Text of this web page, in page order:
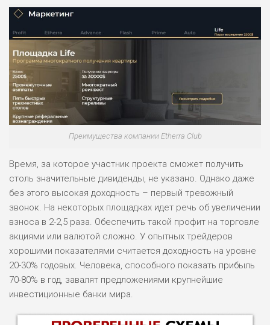
Преимущества компании Etherra Club
Время, за которое участник проекта сможет получить
столь значительные дивиденды, не указано. Однако даже
без этого высокая доходность – первый тревожный
звонок. На некоторых площадках идет речь об увеличении
взноса в 2-2,5 раза. Обеспечить такой профит на торговле
акциями или валютой сложно. У опытных трейдеров
хорошими показателями считается доходность на уровне
20-30% годовых. Человека, способного показать прибыль
70-80% в год, завалят предложениями крупнейшие
инвестиционные банки мира.